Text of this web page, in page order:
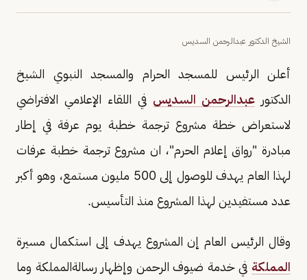
الشيخ الدكتور عبدالرحمن السديس
أعلن الرئيس للمسجد الحرام والمسجد النبوي الشيخ
الدكتور عبدالرحمن السديس في اللقاء الإعلامي الافتراضي
لاستعراض خطة مشروع ترجمة خطبة يوم عرفة في إطار
مبادرة "رواق إعلام الحرم"، ان مشروع ترجمة خطبة عرفات
لهذا العام يهدف للوصول إلى 500 مليون مستمع، وهو أكبر
عدد مستفيدين لهذا المشروع منذ التأسيس.
وقال الرئيس العام إن المشروع يهدف إلى استكمال مسيرة
المملكة في خدمة ضيوف الرحمن وإظهار رسالةالمملكة وما